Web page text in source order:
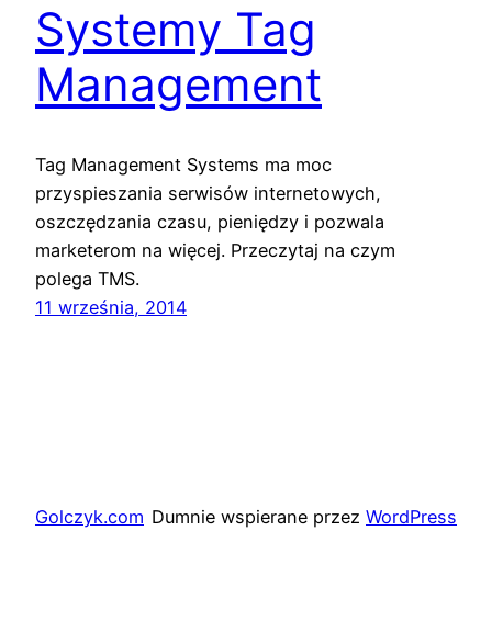
Systemy Tag
Management
Tag Management Systems ma moc
przyspieszania serwisów internetowych,
oszczędzania czasu, pieniędzy i pozwala
marketerom na więcej. Przeczytaj na czym
polega TMS.
11 września, 2014
Golczyk.com Dumnie wspierane przez WordPress